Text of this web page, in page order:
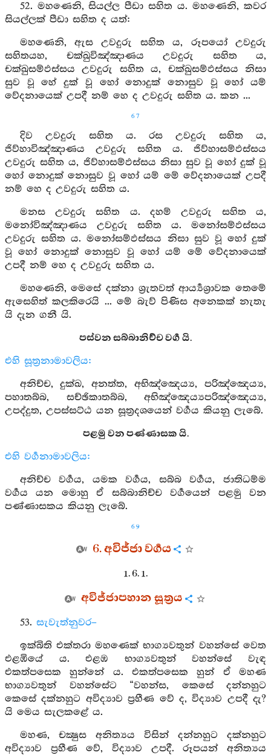
52. මහණෙනි, සියල්ල පීඩා සහිත ය. මහණෙනි, කවර
සියල්ලක් පීඩා සහිත ද යත්:
මහණෙනි, ඇස උවදුරු සහිත ය, රූපයෝ උවදුරු
සහිතයහ, චක්ඛුවිඤ්ඤාණය උවදුරු සහිත ය,
චක්ඛුසම්ඵස්සය උවදුරු සහිත ය, චක්ඛුසම්ඵස්සය නිසා
සුව වූ හේ දුක් වූ හෝ නොදුක් නොසුව වූ හෝ යම්
වේදනායෙක් උපදී නම් හෙ ද උවදුරු සහිත ය. කන ...
67
දිව උවදුරු සහිත ය. රස උවදුරු සහිත ය,
ජිව්හාවිඤ්ඤාණය උවදුරු සහිත ය. ජිව්හාසම්ඵස්සය
උවදුරු සහිත ය, ජිව්හාසම්ඵස්සය නිසා සුව වූ හෝ දුක් වූ
හෝ නොදුක් නොසුව වූ හෝ යම් මේ වේදනායෙක් උපදී
නම් හෙ ද උවදුරු සහිත ය.
මනස උවදුරු සහිත ය. දහම් උවදුරු සහිත ය,
මනෝවිඤ්ඤාණය උවදුරු සහිත ය. මනෝසම්ඵස්සය
උවදුරු සහිත ය. මනෝසම්ඵස්සය නිසා සුව වූ හෝ දුක්
වූ හෝ නොදුක් නොසුව වූ හෝ යම් මේ වේදනායෙක්
උපදී නම් හෙ ද උවදුරු සහිත ය.
මහණෙනි, මෙසේ දක්නා ශ්‍රැතවත් ආර්‍ය්‍යශ්‍රාවක තෙමේ
ඇසෙහිත් කලකිරෙයි ... මේ බැව් පිණිස අනෙකක් නැතැ
යි දැන ගනී යි.
පස්වන සබ්බානිච්ච වර්‍ග යි.
එහි සූත්‍රනාමාවලිය:
අනිච්ච, දුක්ඛ, අනත්ත, අභිඤ්ඤෙය්‍ය, පරිඤ්ඤෙය්‍ය,
පහාතබ්බ, සච්ඡිකාතබ්බ, අභිඤ්ඤෙය්‍යපරිඤ්ඤෙය්‍ය,
උපද්දුත, උපස්සට්ඨ යන සූත්‍රදශයෙන් වර්‍ගය කියනු ලැබේ.
පළමු වන පණ්ණාසක යි.
එහි වර්‍ගනාමාවලිය:
අනිච්ච වර්‍ගය, යමක වර්‍ගය, සබ්බ වර්‍ගය, ජාතිධම්ම
වර්‍ගය යන මොහු ඒ සබ්බානිච්ච වර්‍ගයෙන් පළමු වන
පණ්ණාසකය කියනු ලැබේ.
69
6. අවිජ්ජා වර්‍ගය
1. 6. 1.
අවිජ්ජාපහාන සූත්‍රය
53. සැවැත්නුවර–
ඉක්බිති එක්තරා මහණෙක් භාග්‍යවතුන් වහන්සේ වෙත
එළඹියේ ය. එළඹ භාග්‍යවතුන් වහන්සේ වැඳ
එකත්පසෙක හුන්නේ ය. එකත්පසෙක හුන් ඒ මහණ
භාග්‍යවතුන් වහන්සේට “වහන්ස, කෙසේ දන්නහුට
කෙසේ දක්නහුට අවිද්‍යාව ප්‍රහීණ වේ ද, විද්‍යාව උපදී දැ?
යි මෙය සැලකළේ ය.
මහණ, චක්‍ෂුස අනිත්‍යය විසින් දන්නහුට දක්නහුට
අවිද්‍යාව ප්‍රහීණ වේ, විද්‍යාව උපදී. රූපයන් අනිත්‍යය